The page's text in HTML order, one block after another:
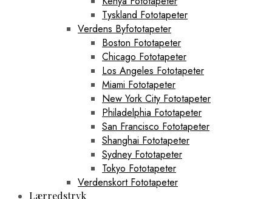
Tyskland Fototapeter
Verdens Byfototapeter
Boston Fototapeter
Chicago Fototapeter
Los Angeles Fototapeter
Miami Fototapeter
New York City Fototapeter
Philadelphia Fototapeter
San Francisco Fototapeter
Shanghai Fototapeter
Sydney Fototapeter
Tokyo Fototapeter
Verdenskort Fototapeter
Lærredstryk